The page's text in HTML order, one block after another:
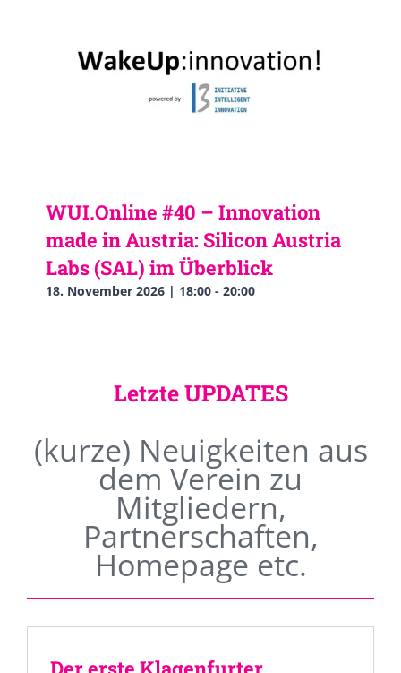
WUI.Online #40 – Innovation
made in Austria: Silicon Austria
Labs (SAL) im Überblick
18. November 2026 | 18:00 - 20:00
Letzte UPDATES
(kurze) Neuigkeiten aus
dem Verein zu
Mitgliedern,
Partnerschaften,
Homepage etc.